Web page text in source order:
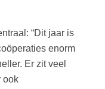
“Dit jaar is
enorm
Er zit veel
ook